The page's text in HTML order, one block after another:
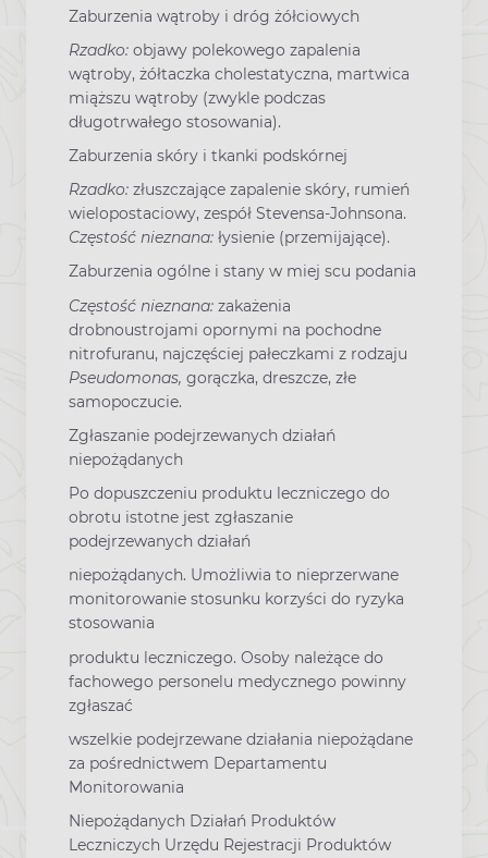
Zaburzenia wątroby i dróg żółciowych
Rzadko: objawy polekowego zapalenia
wątroby, żółtaczka cholestatyczna, martwica
miąższu wątroby (zwykle podczas
długotrwałego stosowania).
Zaburzenia skóry i tkanki podskórnej
Rzadko: złuszczające zapalenie skóry, rumień
wielopostaciowy, zespół Stevensa-Johnsona.
Częstość nieznana: łysienie (przemijające).
Zaburzenia ogólne i stany w miej scu podania
Częstość nieznana: zakażenia
drobnoustrojami opornymi na pochodne
nitrofuranu, najczęściej pałeczkami z rodzaju
Pseudomonas, gorączka, dreszcze, złe
samopoczucie.
Zgłaszanie podejrzewanych działań
niepożądanych
Po dopuszczeniu produktu leczniczego do
obrotu istotne jest zgłaszanie
podejrzewanych działań
niepożądanych. Umożliwia to nieprzerwane
monitorowanie stosunku korzyści do ryzyka
stosowania
produktu leczniczego. Osoby należące do
fachowego personelu medycznego powinny
zgłaszać
wszelkie podejrzewane działania niepożądane
za pośrednictwem Departamentu
Monitorowania
Niepożądanych Działań Produktów
Leczniczych Urzędu Rejestracji Produktów